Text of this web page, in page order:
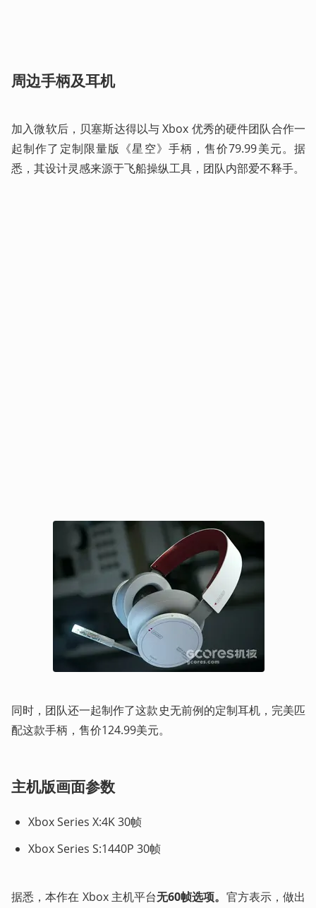
周边手柄及耳机
加入微软后，贝塞斯达得以与 Xbox 优秀的硬件团队合作一
起制作了定制限量版《星空》手柄，售价79.99美元。据
悉，其设计灵感来源于飞船操纵工具，团队内部爱不释手。
同时，团队还一起制作了这款史无前例的定制耳机，完美匹
配这款手柄，售价124.99美元。
主机版画面参数
Xbox Series X:4K 30帧
Xbox Series S:1440P 30帧
据悉，本作在 Xbox 主机平台无60帧选项。 官方表示，做出